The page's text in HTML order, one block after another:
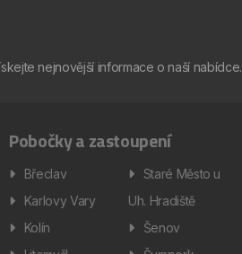
nejnovější informace o naší nabídce.
Pobočky a zastoupení
Břeclav
Karlovy Vary
Kolín
Staré Město u
Uh. Hradiště
Šenov